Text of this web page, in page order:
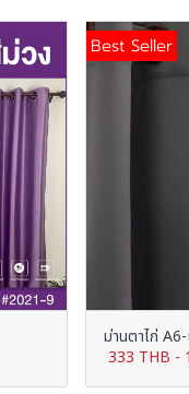
Best Seller
ม่านตาไก่ A6-
333 THB -